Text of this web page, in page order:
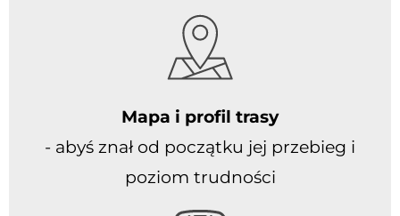
Mapa i profil trasy
- abyś znał od początku jej przebieg i
poziom trudności